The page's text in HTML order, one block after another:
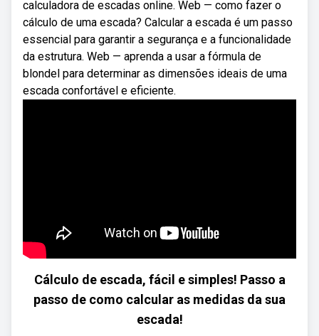
calculadora de escadas online. Web — como fazer o
cálculo de uma escada? Calcular a escada é um passo
essencial para garantir a segurança e a funcionalidade
da estrutura. Web — aprenda a usar a fórmula de
blondel para determinar as dimensões ideais de uma
escada confortável e eficiente.
Cálculo de escada, fácil e simples! Passo a
passo de como calcular as medidas da sua
escada!